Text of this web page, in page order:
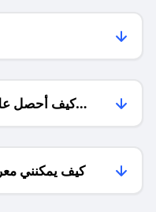
كيف أحصل
كيف يمكنني